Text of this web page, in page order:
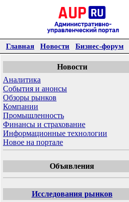
Главная Новости Бизнес-форум
Новости
Аналитика
События и анонсы
Обзоры рынков
Компании
Промышленность
Финансы и страхование
Информационные технологии
Новое на портале
Объявления
Исследования рынков